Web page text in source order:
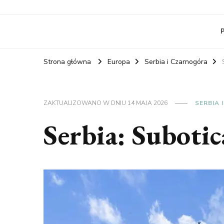
Strona główna Europa Serbia i Czarnogóra
ZAKTUALIZOWANO W DNIU 14 MAJA 2026 SERBIA
Serbia: